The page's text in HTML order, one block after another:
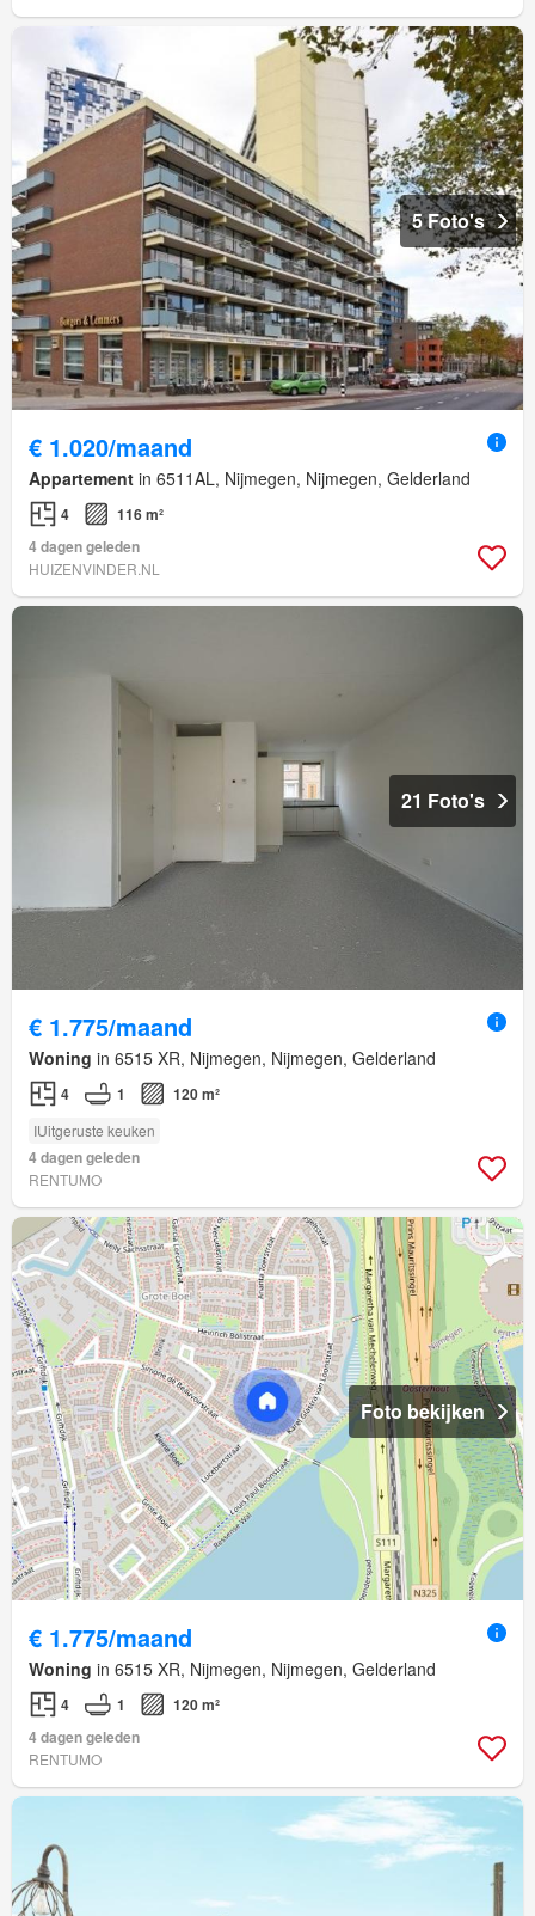
5 Foto's
€ 1.020/maand
Appartement in 6511AL, Nijmegen, Nijmegen, Gelderland
4
116 m²
4 dagen geleden
HUIZENVINDER.NL
21 Foto's
€ 1.775/maand
Woning in 6515 XR, Nijmegen, Nijmegen, Gelderland
4 1 120 m²
IUitgeruste keuken
4 dagen geleden
RENTUMO
Foto bekijken
€ 1.775/maand
Woning in 6515 XR, Nijmegen, Nijmegen, Gelderland
4 1
120 m²
4 dagen geleden
RENTUMO